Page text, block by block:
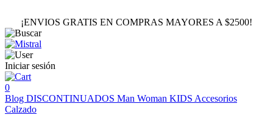
¡ENVIOS GRATIS EN COMPRAS MAYORES A $2500!
Iniciar sesión
0
Blog DISCONTINUADOS Man Woman KIDS Accesorios
Calzado